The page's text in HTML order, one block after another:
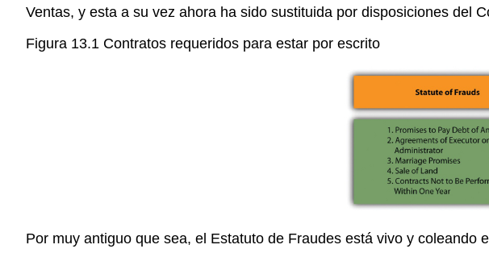
Ventas, y esta a su vez ahora ha sido sustituida por disposiciones del
Figura 13.1 Contratos requeridos para estar por escrito
Por muy antiguo que sea, el Estatuto de Fraudes está vivo y